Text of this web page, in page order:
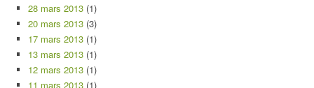
28 mars 2013 (1)
20 mars 2013 (3)
17 mars 2013 (1)
13 mars 2013 (1)
12 mars 2013 (1)
11 mars 2013 (1)